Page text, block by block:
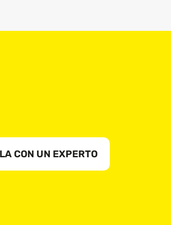
CON UN EXPERTO